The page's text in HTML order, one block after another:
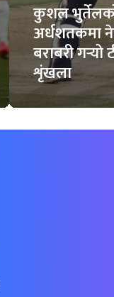
कुशल
अर्धशतकमा
बराबरी गर्‍यो
शृंखला